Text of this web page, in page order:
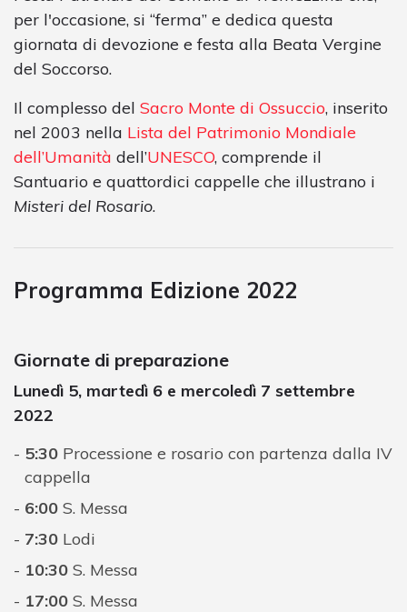
per l'occasione, si “ferma” e dedica questa
giornata di devozione e festa alla Beata Vergine
del Soccorso.
Il complesso del Sacro Monte di Ossuccio, inserito
nel 2003 nella Lista del Patrimonio Mondiale
dell’Umanità dell’UNESCO, comprende il
Santuario e quattordici cappelle che illustrano i
Misteri del Rosario.
Programma Edizione 2022
Giornate di preparazione
Lunedì 5, martedì 6 e mercoledì 7 settembre
2022
5:30 Processione e rosario con partenza dalla IV
cappella
6:00 S. Messa
7:30 Lodi
10:30 S. Messa
17:00 S. Messa